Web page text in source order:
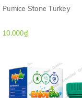
Pumice Stone Turkey
10.000₫